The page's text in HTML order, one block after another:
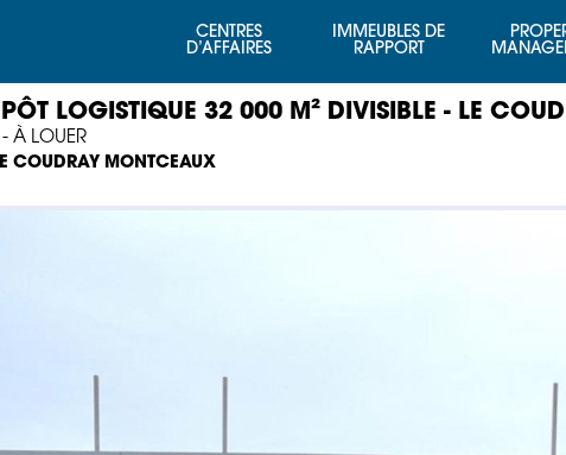
CENTRES
D’AFFAIRES
IMMEUBLES DE
RAPPORT
LOGISTIQUE 32 000 M² DIVISIBLE - LE
À LOUER
COUDRAY MONTCEAUX